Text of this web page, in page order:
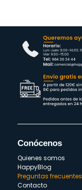
Conócenos
Quienes somos
HappyBlog
Preguntas frecuentes
Contacto